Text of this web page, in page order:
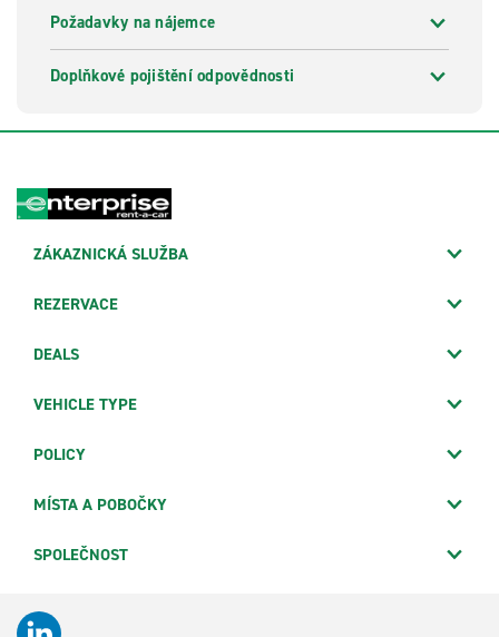
Požadavky na nájemce
Doplňkové pojištění odpovědnosti
ZÁKAZNICKÁ SLUŽBA
REZERVACE
DEALS
VEHICLE TYPE
POLICY
MÍSTA A POBOČKY
SPOLEČNOST